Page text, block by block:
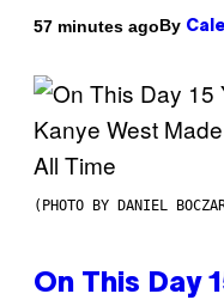
57 minutes agoBy
(PHOTO BY DANIEL
On This Day